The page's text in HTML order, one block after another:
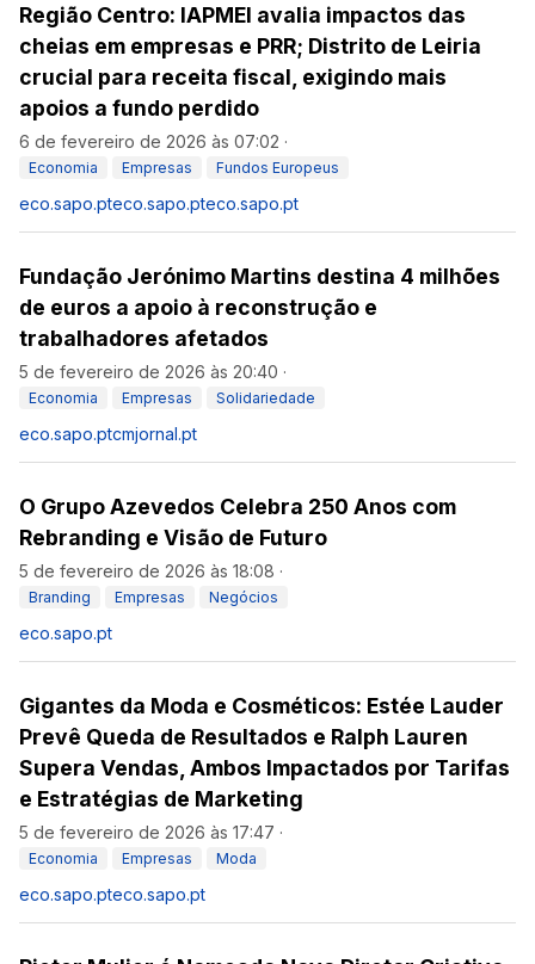
Região Centro: IAPMEI avalia impactos das
cheias em empresas e PRR; Distrito de Leiria
crucial para receita fiscal, exigindo mais
apoios a fundo perdido
6 de fevereiro de 2026 às 07:02 ·
Economia Empresas Fundos Europeus
eco.sapo.pteco.sapo.pteco.sapo.pt
Fundação Jerónimo Martins destina 4 milhões
de euros a apoio à reconstrução e
trabalhadores afetados
5 de fevereiro de 2026 às 20:40 ·
Economia Empresas Solidariedade
eco.sapo.ptcmjornal.pt
O Grupo Azevedos Celebra 250 Anos com
Rebranding e Visão de Futuro
5 de fevereiro de 2026 às 18:08 ·
Branding Empresas Negócios
eco.sapo.pt
Gigantes da Moda e Cosméticos: Estée Lauder
Prevê Queda de Resultados e Ralph Lauren
Supera Vendas, Ambos Impactados por Tarifas
e Estratégias de Marketing
5 de fevereiro de 2026 às 17:47 ·
Economia Empresas Moda
eco.sapo.pteco.sapo.pt